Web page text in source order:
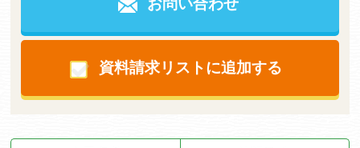
お問い合わせ
資料請求リストに追加する